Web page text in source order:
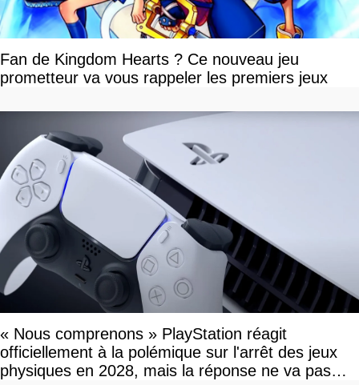
Fan de Kingdom Hearts ? Ce nouveau jeu
prometteur va vous rappeler les premiers jeux
« Nous comprenons » PlayStation réagit
officiellement à la polémique sur l'arrêt des jeux
physiques en 2028, mais la réponse ne va pas